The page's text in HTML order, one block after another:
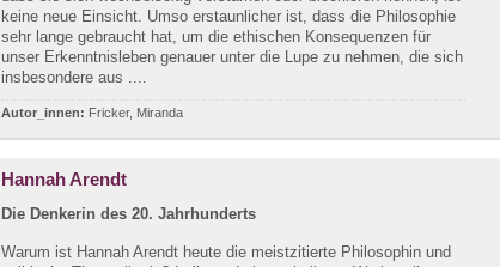
keine neue Einsicht. Umso erstaunlicher ist, dass die Philosophie
sehr lange gebraucht hat, um die ethischen Konsequenzen für
unser Erkenntnisleben genauer unter die Lupe zu nehmen, die sich
insbesondere aus ....
Autor_innen: Fricker, Miranda
Hannah Arendt
Die Denkerin des 20. Jahrhunderts
Warum ist Hannah Arendt heute die meistzitierte Philosophin und